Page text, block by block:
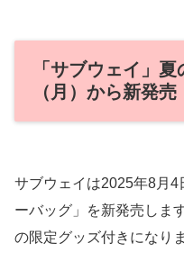
「サブウェイ」
（月）から新発売
サブウェイは2025年8月
ーバッグ」を新発売しま
の限定グッズ付きになりま